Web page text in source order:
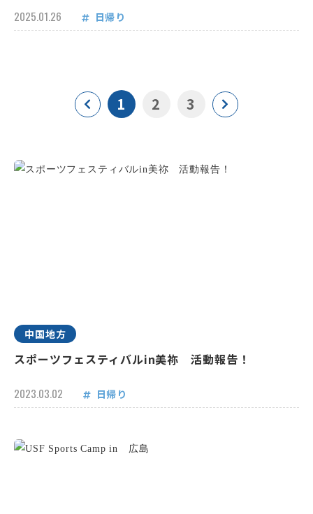
2025.01.26 日帰り
1 2 3
中国地方
スポーツフェスティバルin美祢 活動報告！
2023.03.02 日帰り